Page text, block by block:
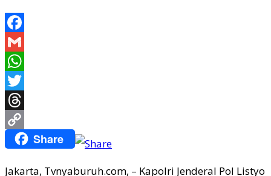
Facebook
Gmail
WhatsApp
Twitter
Threads
Copy Share
Jakarta, Tvnyaburuh.com, – Kapolri Jenderal Pol Listyo